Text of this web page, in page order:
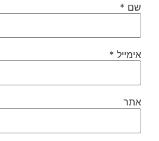
שם *
אימייל *
אתר